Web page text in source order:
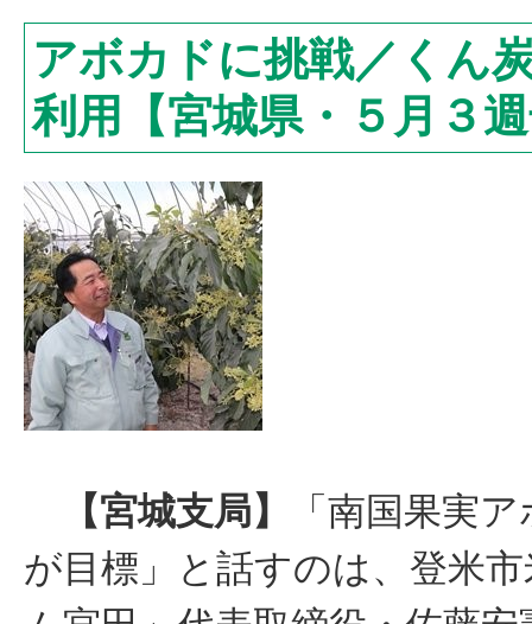
アボカドに挑戦／くん
利用【宮城県・５月３
【宮城支局】
「南国果実
が目標」と話すのは、登米